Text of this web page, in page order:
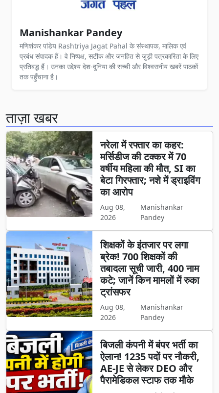
Manishankar Pandey
मणिशंकर पांडेय Rashtriya Jagat Pahal के संस्थापक, मालिक एवं
प्रबंध संपादक हैं। वे निष्पक्ष, सटीक और जनहित से जुड़ी पत्रकारिता के लिए
प्रतिबद्ध हैं। उनका उद्देश्य देश-दुनिया की सच्ची और विश्वसनीय खबरें पाठकों
तक पहुँचाना है।
ताज़ा खबर
नरेला में रफ्तार का कहर:
मर्सिडीज की टक्कर में 70
वर्षीय महिला की मौत, SI का
बेटा गिरफ्तार; नशे में ड्राइविंग
का आरोप
Aug 08,
2026
Manishankar
Pandey
शिक्षकों के इंतजार पर लगा
ब्रेक! 700 शिक्षकों की
तबादला सूची जारी, 400 नाम
कटे; जानें किन मामलों में रुका
ट्रांसफर
Aug 08,
2026
Manishankar
Pandey
बिजली कंपनी में बंपर भर्ती का
ऐलान! 1235 पदों पर नौकरी,
AE-JE से लेकर DEO और
पैरामेडिकल स्टाफ तक मौके